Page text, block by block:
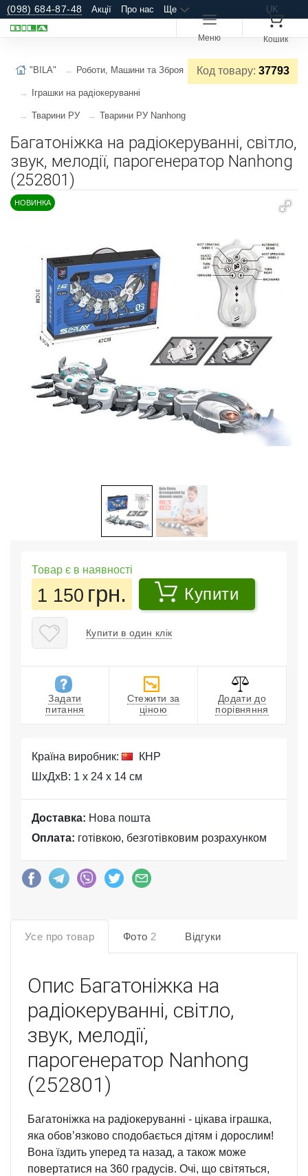
(098) 684-87-48 Акції Про нас Ще UK
Меню Кошик
Код товару: 37793
"BILA" Роботи, Машини та Зброя
Іграшки на радіокеруванні
Тварини РУ Тварини РУ Nanhong
Багатоніжка на радіокеруванні, світло,
звук, мелодії, парогенератор Nanhong
(252801)
НОВИНКА
Товар є в наявності
1 150 грн. Купити
Купити в один клік
Задати
питання
Стежити за
ціною
Додати до
порівняння
Країна виробник:
КНР
ШхДхВ: 1 x 24 x 14 см
Доставка: Нова пошта
Оплата: готівкою, безготівковим розрахунком
Усе про товар Фото 2 Відгуки
Опис Багатоніжка на
радіокеруванні, світло,
звук, мелодії,
парогенератор Nanhong
(252801)
Багатоніжка на радіокеруванні - цікава іграшка,
яка обовʼязково сподобається дітям і дорослим!
Вона їздить уперед та назад, а також може
повертатися на 360 градусів. Очі, що світяться,